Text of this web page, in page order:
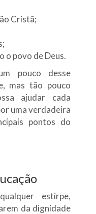
Cristã;
o povo de Deus.
pouco desse
mas tão pouco
ajudar cada
uma verdadeira
pontos do
estirpe,
da dignidade